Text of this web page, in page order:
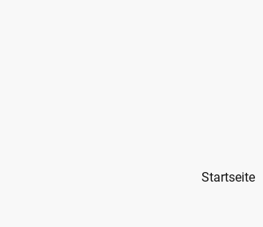
Startseite